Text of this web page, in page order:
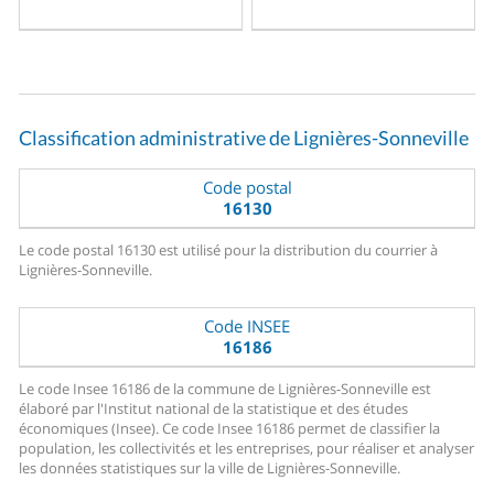
Classification administrative de Lignières-Sonneville
Code postal
16130
Le code postal 16130 est utilisé pour la distribution du courrier à
Lignières-Sonneville.
Code INSEE
16186
Le code Insee 16186 de la commune de Lignières-Sonneville est
élaboré par l'Institut national de la statistique et des études
économiques (Insee). Ce code Insee 16186 permet de classifier la
population, les collectivités et les entreprises, pour réaliser et analyser
les données statistiques sur la ville de Lignières-Sonneville.